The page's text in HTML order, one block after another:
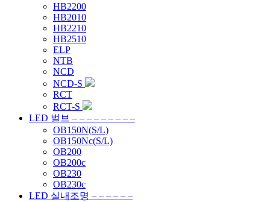
HB2200
HB2010
HB2210
HB2510
ELP
NTB
NCD
NCD-S
RCT
RCT-S
LED 벌브 – – – – – – – – –
OB150N(S/L)
OB150Nc(S/L)
OB200
OB200c
OB230
OB230c
LED 실내조명 – – – – – –